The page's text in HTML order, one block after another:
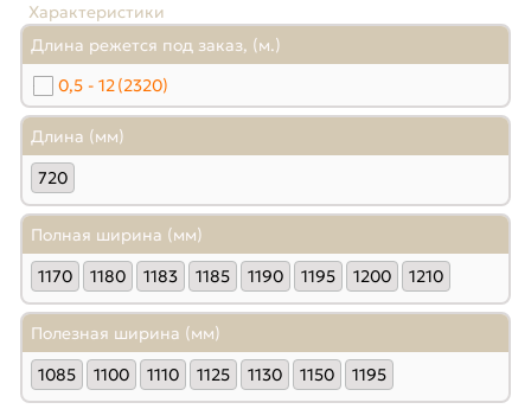
Характеристики
Длина режется под заказ, (м.)
0,5 - 12(2320)
Длина (мм)
720
Полная ширина (мм)
1170
1180 1183 1185 1190 1195 1200 1210
Полезная ширина (мм)
1085
1100 1110 1125 1130 1150 1195